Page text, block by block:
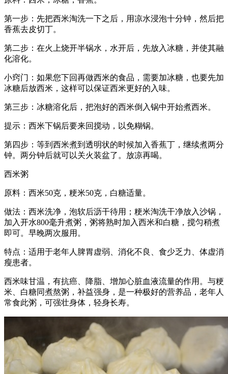
第一步：先把西米淘洗一下之后，用凉水浸泡十分钟，然后把
香蕉去皮切丁。
第二步：在火上烧开半锅水，水开后，先放入冰糖，并使其融
化溶化。
小窍门：如果您下回再做西米的食品，需要加冰糖，也要先加
冰糖后放西米，这样可以保证西米更好的入味。
第三步：冰糖溶化后，把泡好的西米倒入锅中开始煮西米。
提示：西米下锅后要来回搅动，以免糊锅。
第四步：等到西米煮到透明状的时候加入香蕉丁，继续煮两分
钟。两分钟后就可以关火装盆了。放凉再喝。
西米粥
原料：西米50克，粳米50克，白糖适量。
做法：西米洗净，泡软后沥干待用；粳米淘洗干净放入沙锅，
加入开水800毫升煮粥，粥将熟时加入西米和白糖，搅匀稍煮
即可。早晚两次服用。
特点：适用于老年人脾胃虚弱、消化不良、食少乏力、体虚消
瘦患者。
西米味甘温，有抗癌、降脂、增加心脏血液流量的作用。与粳
米、白糖同煮熬粥，补益强身，是一种极好的营养品，老年人
常食此粥，可强壮身体，轻身长寿。